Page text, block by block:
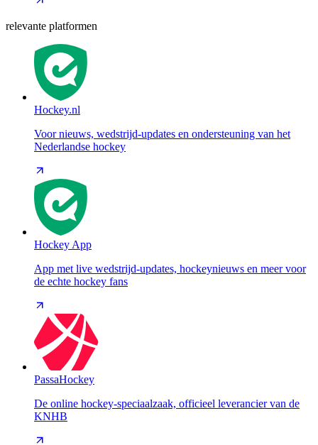
relevante platformen
Hockey.nl
Voor nieuws, wedstrijd-updates en ondersteuning van het
Nederlandse hockey
Hockey App
App met live wedstrijd-updates, hockeynieuws en meer voor
de echte hockey fans
PassaHockey
De online hockey-speciaalzaak, officieel leverancier van de
KNHB